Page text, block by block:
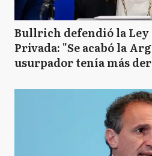
Bullrich defendió la Ley
Privada: "Se acabó la
usurpador tenía más